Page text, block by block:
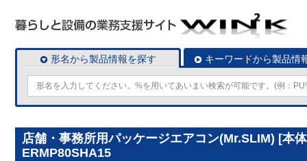
形名から製品情報を探す キーワードから製品情
店舗・事務所用パッケージエアコン(Mr.SLIM) [本
ERMP80SHA15